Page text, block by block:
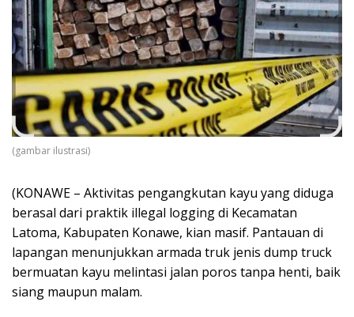
(gambar ilustrasi)
(KONAWE – Aktivitas pengangkutan kayu yang diduga
berasal dari praktik illegal logging di Kecamatan
Latoma, Kabupaten Konawe, kian masif. Pantauan di
lapangan menunjukkan armada truk jenis dump truck
bermuatan kayu melintasi jalan poros tanpa henti, baik
siang maupun malam.